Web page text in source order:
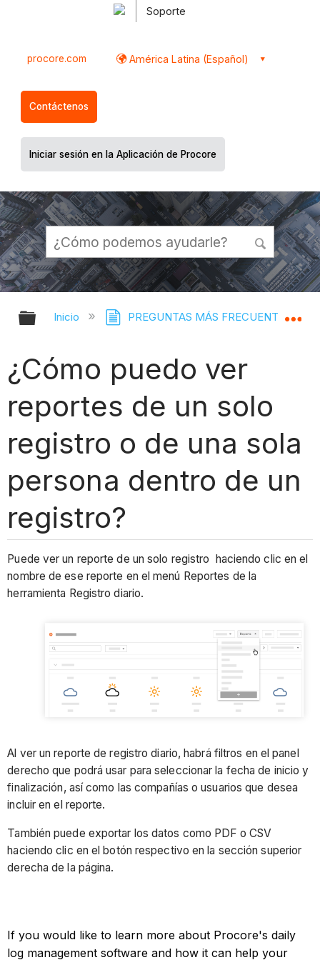
Soporte
procore.com América Latina (Español)
Contáctenos
Iniciar sesión en la Aplicación de Procore
Expandir/contraer jerarquía global
Inicio PREGUNTAS MÁS FRECUENTES
¿Cómo puedo ver
reportes de un solo
registro o de una sola
persona dentro de un
registro?
Puede ver un reporte de un solo registro haciendo clic en el
nombre de ese reporte en el menú Reportes de la
herramienta Registro diario.
Al ver un reporte de registro diario, habrá filtros en el panel
derecho que podrá usar para seleccionar la fecha de inicio y
finalización, así como las compañías o usuarios que desea
incluir en el reporte.
También puede exportar los datos como PDF o CSV
haciendo clic en el botón respectivo en la sección superior
derecha de la página.
If you would like to learn more about Procore's daily
log management software and how it can help your